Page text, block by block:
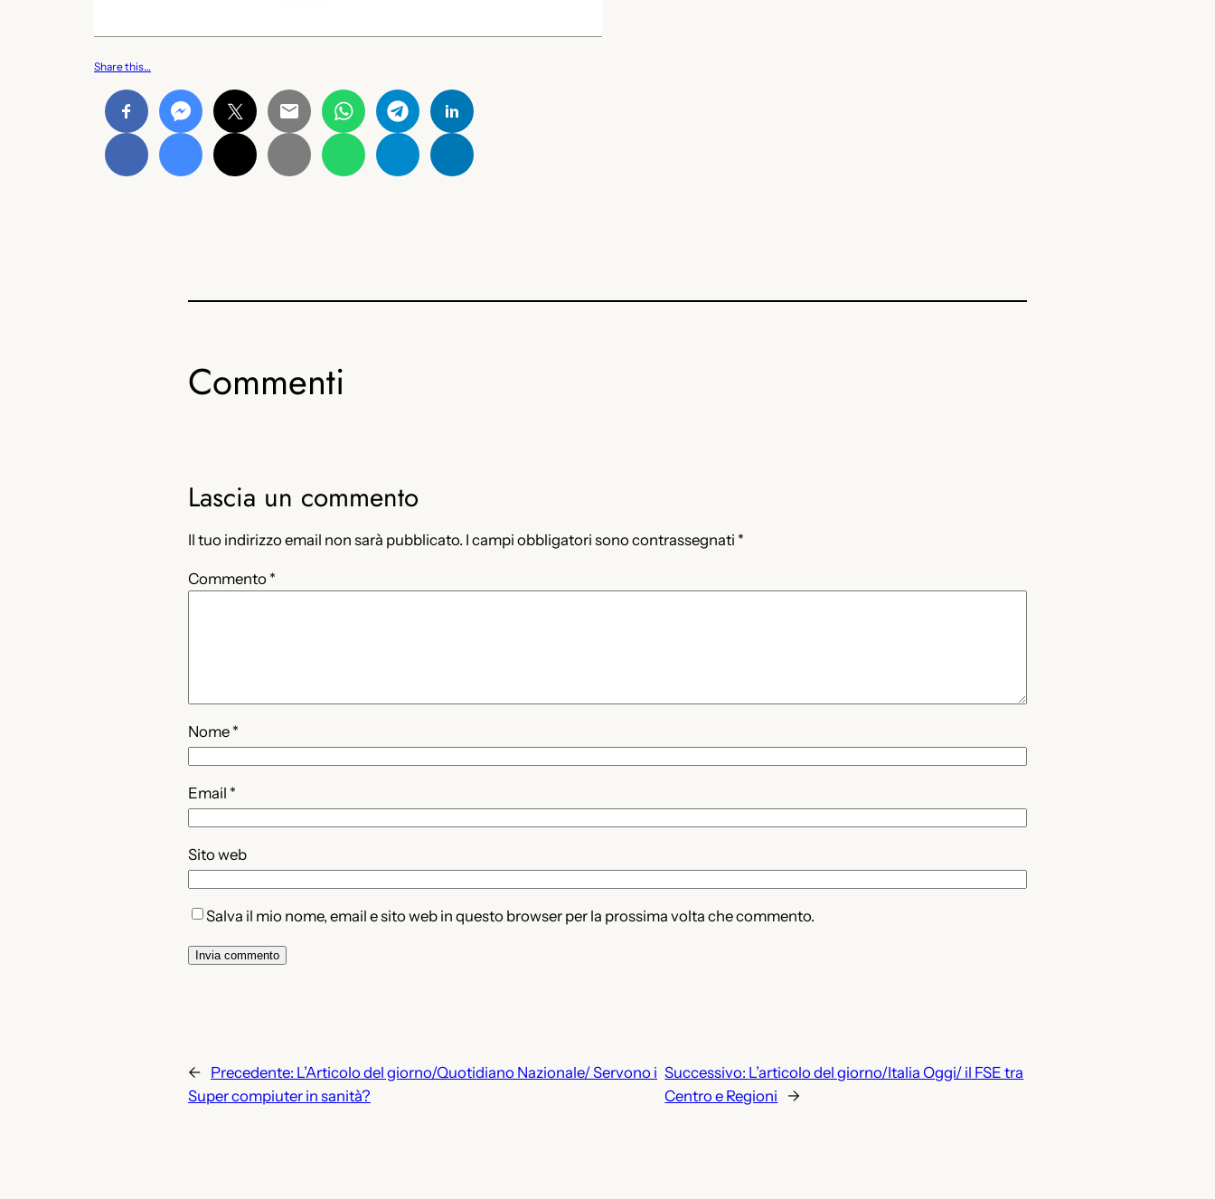
Share this…
Commenti
Lascia un commento
Il tuo indirizzo email non sarà pubblicato. I campi obbligatori sono contrassegnati *
Commento *
Nome *
Email *
Sito web
Salva il mio nome, email e sito web in questo browser per la prossima volta che commento.
← Precedente: L’Articolo del giorno/Quotidiano Nazionale/ Servono i
Super compiuter in sanità?
Successivo: L’articolo del giorno/Italia Oggi/ il FSE tra
Centro e Regioni
→